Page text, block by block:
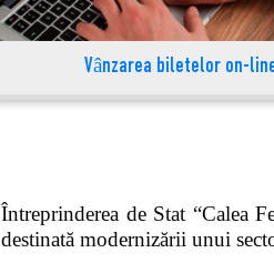
Vânzarea biletelor on-
Întreprinderea de Stat “Calea
destinată modernizării unui